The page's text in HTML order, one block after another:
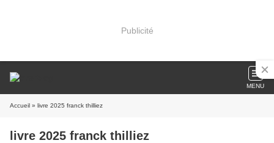
Publicité
MENU
Accueil » livre 2025 franck thilliez
livre 2025 franck thilliez